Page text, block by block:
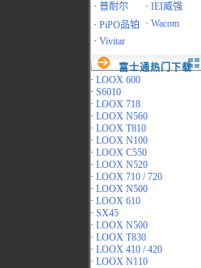
· 普耐尔 · IEI威强
· PiPO品铂 · Wacom
· Vivitar
富士通热门下载
· LOOX 600
· S6010
· LOOX 718
· LOOX N560
· LOOX T810
· LOOX N100
· LOOX C550
· LOOX N520
· LOOX 710 / 720
· LOOX N500
· LOOX 610
· SX45
· LOOX N500
· LOOX T830
· LOOX 410 / 420
· LOOX N110